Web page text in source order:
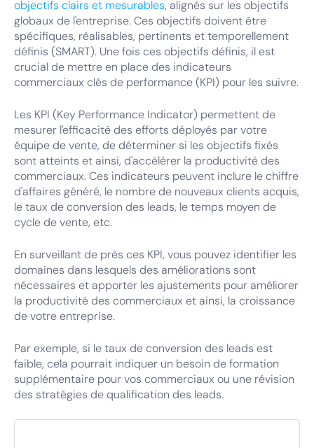
objectifs clairs et mesurables, alignés sur les objectifs
globaux de l'entreprise. Ces objectifs doivent être
spécifiques, réalisables, pertinents et temporellement
définis (SMART). Une fois ces objectifs définis, il est
crucial de mettre en place des indicateurs
commerciaux clés de performance (KPI) pour les suivre.
Les KPI (Key Performance Indicator) permettent de
mesurer l'efficacité des efforts déployés par votre
équipe de vente, de déterminer si les objectifs fixés
sont atteints et ainsi, d'accélérer la productivité des
commerciaux. Ces indicateurs peuvent inclure le chiffre
d'affaires généré, le nombre de nouveaux clients acquis,
le taux de conversion des leads, le temps moyen de
cycle de vente, etc.
En surveillant de près ces KPI, vous pouvez identifier les
domaines dans lesquels des améliorations sont
nécessaires et apporter les ajustements pour améliorer
la productivité des commerciaux et ainsi, la croissance
de votre entreprise.
Par exemple, si le taux de conversion des leads est
faible, cela pourrait indiquer un besoin de formation
supplémentaire pour vos commerciaux ou une révision
des stratégies de qualification des leads.